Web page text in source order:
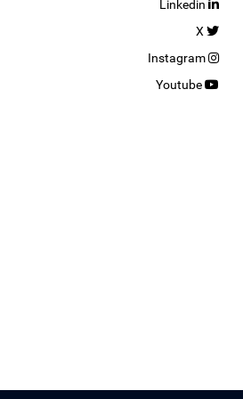
Linkedin
X
Instagram
Youtube